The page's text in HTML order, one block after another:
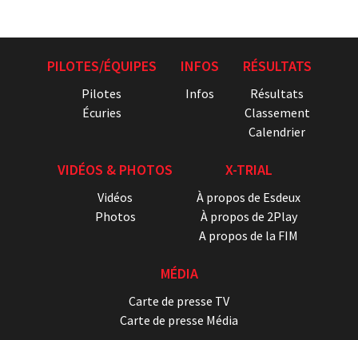
PILOTES/ÉQUIPES
Pilotes
Écuries
INFOS
Infos
RÉSULTATS
Résultats
Classement
Calendrier
VIDÉOS & PHOTOS
Vidéos
Photos
X-TRIAL
À propos de Esdeux
À propos de 2Play
A propos de la FIM
MÉDIA
Carte de presse TV
Carte de presse Média